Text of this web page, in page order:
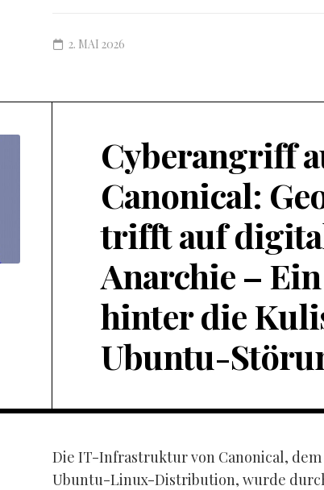
2. MAI 2026
Cyberangriff
Canonical:
trifft auf
Anarchie –
hinter die
Ubuntu-
Die IT-Infrastruktur von Canonical,
Ubuntu-Linux-Distribution, wurde